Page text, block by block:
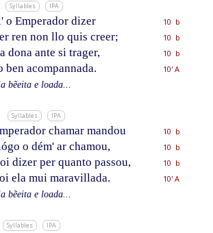
Syllables IPA
o Emperador dizer
10 b
ren non llo quis creer;
10 b
dona ante si trager,
10 b
ben acompannada.
10' A
bẽeita e loada...
Syllables IPA
chamar mandou
10 b
o dém' ar chamou,
10 b
dizer per quanto passou,
10 b
ela mui maravillada.
10' A
bẽeita e loada...
Syllables IPA